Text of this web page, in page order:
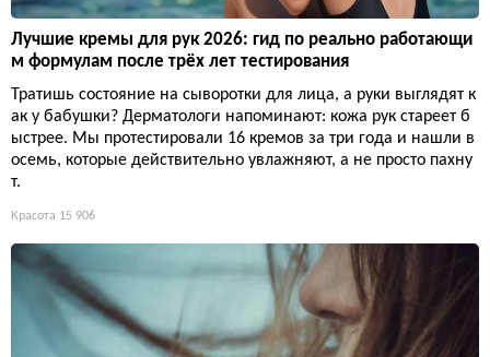
Лучшие кремы для рук 2026: гид по реально работающи
м формулам после трёх лет тестирования
Тратишь состояние на сыворотки для лица, а руки выглядят к
ак у бабушки? Дерматологи напоминают: кожа рук стареет б
ыстрее. Мы протестировали 16 кремов за три года и нашли в
осемь, которые действительно увлажняют, а не просто пахну
т.
Красота 15 906